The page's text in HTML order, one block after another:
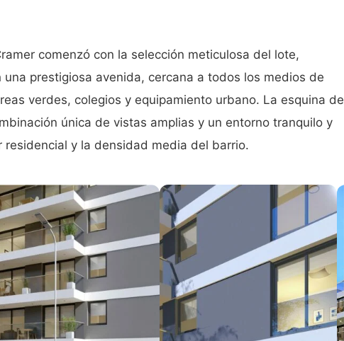
comenzó con la selección meticulosa del lote,
prestigiosa avenida, cercana a todos los medios de
verdes, colegios y equipamiento urbano. La esquina de
única de vistas amplias y un entorno tranquilo y
y la densidad media del barrio.